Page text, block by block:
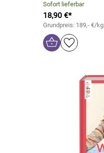
Sofort lieferbar
18,90 €*
Grundpreis: 189,- €/kg